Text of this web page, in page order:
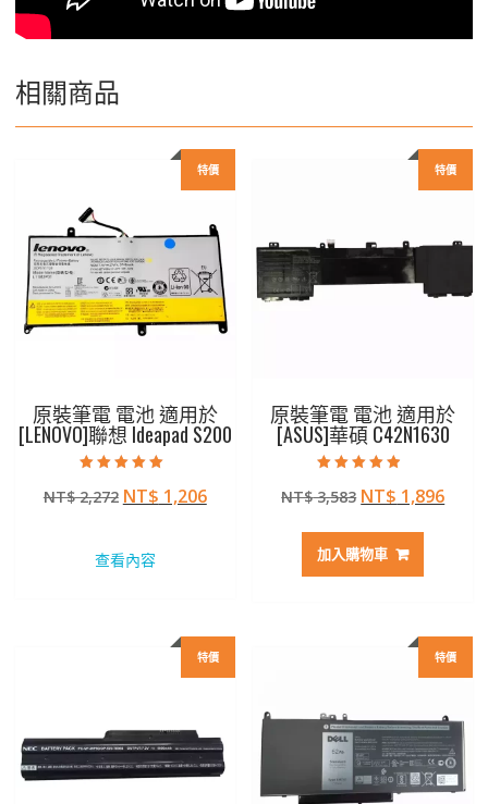
相關商品
特價
原裝筆電 電池 適用於
[LENOVO]聯想 Ideapad S200
5.00
滿分 5
NT$2,272 原
格：
NT$ 1,206目
查看內容
特價
原裝筆電 電池 適用於
[ASUS]華碩 C42N1630
4.50
滿分 5
NT$3,583 原
價
格：
NT$ 1,896目
加入購物車
特價 特價